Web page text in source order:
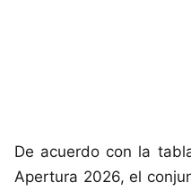
De acuerdo con la
Apertura 2026, el